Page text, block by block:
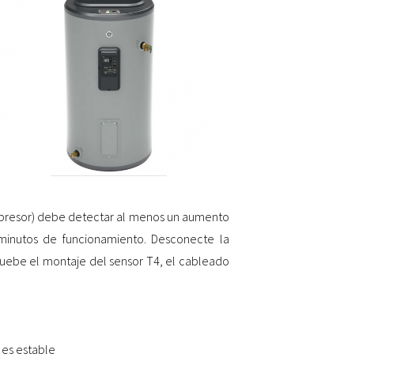
debe detectar al menos un aumento
de funcionamiento. Desconecte la
el montaje del sensor T4, el cableado
estable